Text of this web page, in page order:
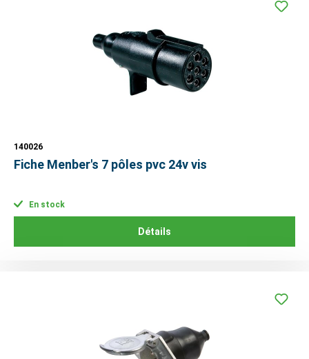
140026
Fiche Menber's 7 pôles pvc 24v vis
En stock
Détails